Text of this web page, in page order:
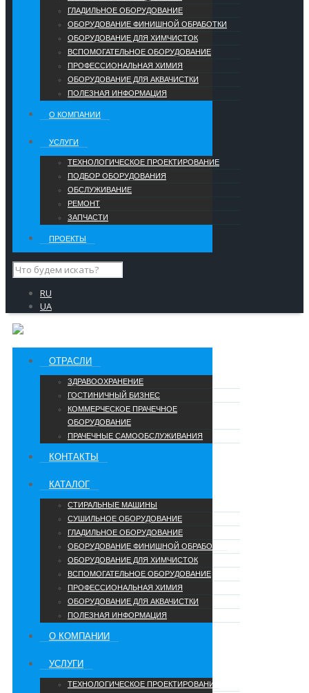
ГЛАДИЛЬНОЕ ОБОРУДОВАНИЕ
ОБОРУДОВАНИЕ ФИНИШНОЙ ОБРАБОТКИ
ОБОРУДОВАНИЕ ДЛЯ ХИМЧИСТОК
ВСПОМОГАТЕЛЬНОЕ ОБОРУДОВАНИЕ
ПРОФЕССИОНАЛЬНАЯ ХИМИЯ
ОБОРУДОВАНИЕ ДЛЯ АКВАЧИСТКИ
ПОЛЕЗНАЯ ИНФОРМАЦИЯ
О КОМПАНИИ
УCЛУГИ
ТЕХНОЛОГИЧЕСКОЕ ПРОЕКТИРОВАНИЕ
ПОДБОР ОБОРУДОВАНИЯ
ОБСЛУЖИВАНИЕ
РЕМОНТ
ЗАПЧАСТИ
ПРОЕКТЫ
RU
UA
ОТРАСЛИ
ЗДРАВООХРАНЕНИЕ
ГОСТИНИЧНЫЙ БИЗНЕС
КОММЕРЧЕСКОЕ ПРАЧЕЧНОЕ
ОБОРУДОВАНИЕ
ПРАЧЕЧНЫЕ САМООБСЛУЖИВАНИЯ
КОНТАКТЫ
КАТАЛОГ
СТИРАЛЬНЫЕ МАШИНЫ
СУШИЛЬНОЕ ОБОРУДОВАНИЕ
ГЛАДИЛЬНОЕ ОБОРУДОВАНИЕ
ОБОРУДОВАНИЕ ФИНИШНОЙ ОБРАБОТКИ
ОБОРУДОВАНИЕ ДЛЯ ХИМЧИСТОК
ВСПОМОГАТЕЛЬНОЕ ОБОРУДОВАНИЕ
ПРОФЕССИОНАЛЬНАЯ ХИМИЯ
ОБОРУДОВАНИЕ ДЛЯ АКВАЧИСТКИ
ПОЛЕЗНАЯ ИНФОРМАЦИЯ
О КОМПАНИИ
УCЛУГИ
ТЕХНОЛОГИЧЕСКОЕ ПРОЕКТИРОВАНИЕ